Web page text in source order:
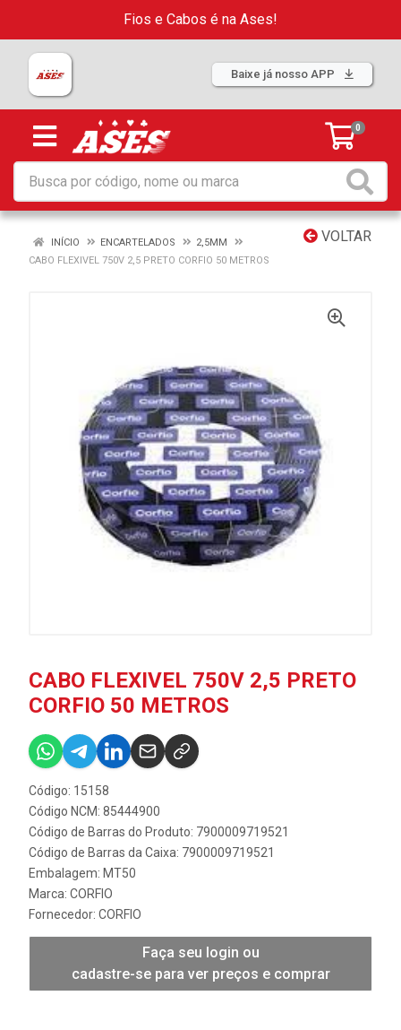
Fios e Cabos é na Ases!
Baixe já nosso APP
0
VOLTAR
INÍCIO ENCARTELADOS
2,5MM
CABO FLEXIVEL 750V 2,5 PRETO CORFIO 50 METROS
CABO FLEXIVEL 750V 2,5 PRETO
CORFIO 50 METROS
Código: 15158
Código NCM: 85444900
Código de Barras do Produto: 7900009719521
Código de Barras da Caixa: 7900009719521
Embalagem: MT50
Marca: CORFIO
Fornecedor: CORFIO
Faça seu login ou
cadastre-se para ver preços e comprar